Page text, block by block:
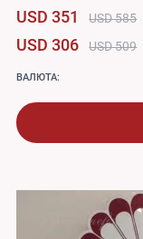
USD 351 USD 585
USD 306 USD 509
ВАЛЮТА: